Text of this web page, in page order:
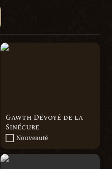
Gawth Dévoyé de la
Gawth Dévoyé de la
Sinécure
Nouveauté